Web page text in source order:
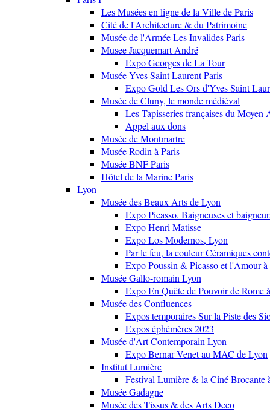
Les Musées en ligne de la Ville de Paris
Cité de l'Architecture & du Patrimoine
Musée de l'Armée Les Invalides Paris
Musee Jacquemart André
Expo Georges de La Tour
Musée Yves Saint Laurent Paris
Expo Gold Les Ors d'Yves Saint
Musée de Cluny, le monde médiéval
Les Tapisseries françaises du Moyen
Appel aux dons
Musée de Montmartre
Musée Rodin à Paris
Musée BNF Paris
Hôtel de la Marine Paris
Lyon
Musée des Beaux Arts de Lyon
Expo Picasso. Baigneuses et
Expo Henri Matisse
Expo Los Modernos, Lyon
Par le feu, la couleur Céramiques
Expo Poussin & Picasso et l'Amour
Musée Gallo-romain Lyon
Expo En Quête de Pouvoir de Rome
Musée des Confluences
Expos temporaires Sur la Piste des
Expos éphémères 2023
Musée d'Art Contemporain Lyon
Expo Bernar Venet au MAC de Lyon
Institut Lumière
Festival Lumière & la Ciné Brocante
Musée Gadagne
Musée des Tissus & des Arts Deco